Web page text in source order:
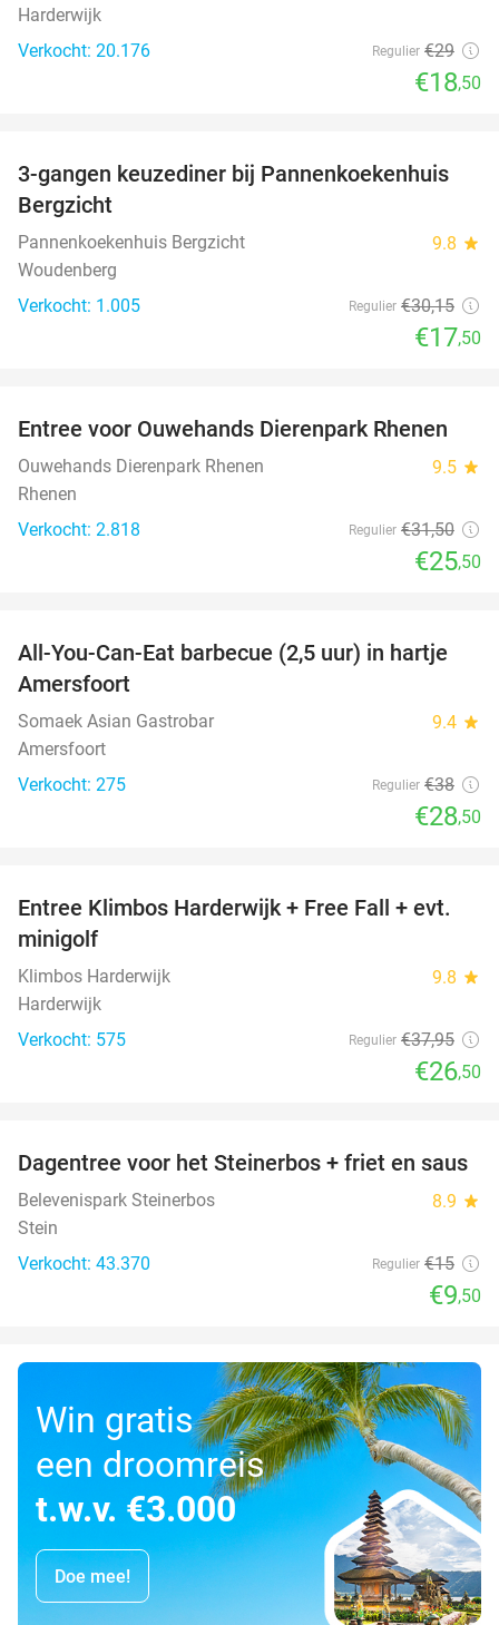
Harderwijk
Verkocht: 20.176
Regulier €29
€18,50
42%
3-gangen keuzediner bij Pannenkoekenhuis
Bergzicht
Pannenkoekenhuis Bergzicht 9.8 star
Woudenberg
Verkocht: 1.005
Regulier €30,15
€17,50
19%
Entree voor Ouwehands Dierenpark Rhenen
Ouwehands Dierenpark Rhenen 9.5 star
Rhenen
Verkocht: 2.818
Regulier €31,50
€25,50
25%
All-You-Can-Eat barbecue (2,5 uur) in hartje
Amersfoort
Somaek Asian Gastrobar 9.4 star
Amersfoort
Verkocht: 275
Regulier €38
€28,50
30%
Entree Klimbos Harderwijk + Free Fall + evt.
minigolf
Klimbos Harderwijk 9.8 star
Harderwijk
Verkocht: 575
Regulier €37,95
€26,50
37%
Dagentree voor het Steinerbos + friet en saus
Belevenispark Steinerbos 8.9 star
Stein
Verkocht: 43.370
Regulier €15
€9,50
Win gratis
een droomreis
t.w.v. €3.000
Doe mee!